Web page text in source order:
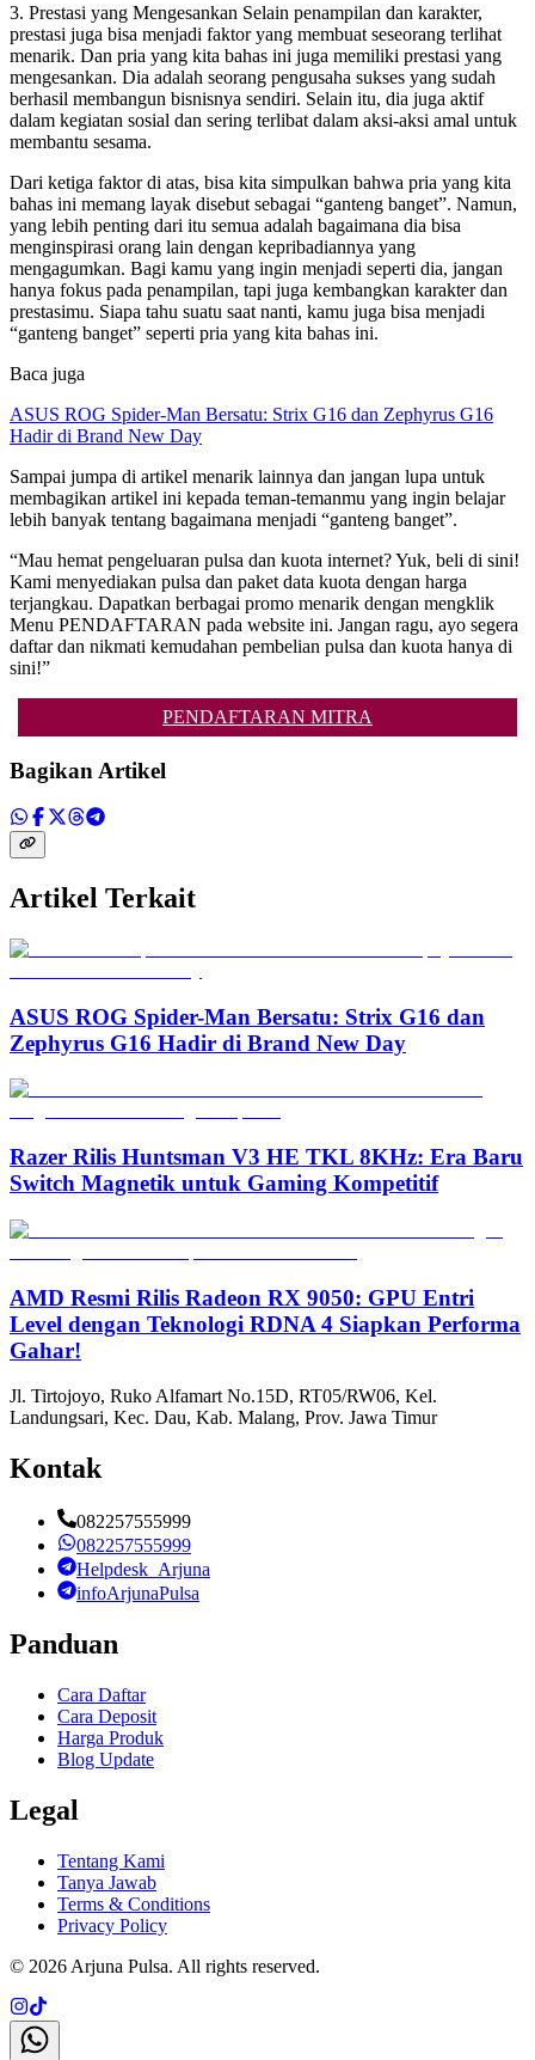
3. Prestasi yang Mengesankan Selain penampilan dan karakter,
prestasi juga bisa menjadi faktor yang membuat seseorang terlihat
menarik. Dan pria yang kita bahas ini juga memiliki prestasi yang
mengesankan. Dia adalah seorang pengusaha sukses yang sudah
berhasil membangun bisnisnya sendiri. Selain itu, dia juga aktif
dalam kegiatan sosial dan sering terlibat dalam aksi-aksi amal untuk
membantu sesama.
Dari ketiga faktor di atas, bisa kita simpulkan bahwa pria yang kita
bahas ini memang layak disebut sebagai “ganteng banget”. Namun,
yang lebih penting dari itu semua adalah bagaimana dia bisa
menginspirasi orang lain dengan kepribadiannya yang
mengagumkan. Bagi kamu yang ingin menjadi seperti dia, jangan
hanya fokus pada penampilan, tapi juga kembangkan karakter dan
prestasimu. Siapa tahu suatu saat nanti, kamu juga bisa menjadi
“ganteng banget” seperti pria yang kita bahas ini.
Baca juga
ASUS ROG Spider-Man Bersatu: Strix G16 dan Zephyrus G16
Hadir di Brand New Day
Sampai jumpa di artikel menarik lainnya dan jangan lupa untuk
membagikan artikel ini kepada teman-temanmu yang ingin belajar
lebih banyak tentang bagaimana menjadi “ganteng banget”.
“Mau hemat pengeluaran pulsa dan kuota internet? Yuk, beli di sini!
Kami menyediakan pulsa dan paket data kuota dengan harga
terjangkau. Dapatkan berbagai promo menarik dengan mengklik
Menu PENDAFTARAN pada website ini. Jangan ragu, ayo segera
daftar dan nikmati kemudahan pembelian pulsa dan kuota hanya di
sini!”
PENDAFTARAN MITRA
Bagikan Artikel
Artikel Terkait
ASUS ROG Spider-Man Bersatu: Strix G16 dan
Zephyrus G16 Hadir di Brand New Day
Razer Rilis Huntsman V3 HE TKL 8KHz: Era Baru
Switch Magnetik untuk Gaming Kompetitif
AMD Resmi Rilis Radeon RX 9050: GPU Entri
Level dengan Teknologi RDNA 4 Siapkan Performa
Gahar!
Jl. Tirtojoyo, Ruko Alfamart No.15D, RT05/RW06, Kel.
Landungsari, Kec. Dau, Kab. Malang, Prov. Jawa Timur
Kontak
082257555999
082257555999
Helpdesk_Arjuna
infoArjunaPulsa
Panduan
Cara Daftar
Cara Deposit
Harga Produk
Blog Update
Legal
Tentang Kami
Tanya Jawab
Terms & Conditions
Privacy Policy
© 2026 Arjuna Pulsa. All rights reserved.